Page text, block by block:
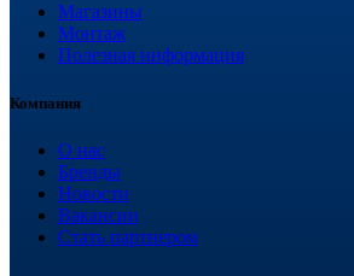
Магазины
Монтаж
Полезная информация
Компания
О нас
Бренды
Новости
Вакансии
Стать партнером